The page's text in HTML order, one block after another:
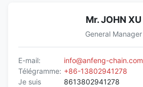
Mr. JOHN XU
General Manager
E-mail:
info@anfeng-chain.com
Télégramme: +86-13802941278
Je suis
8613802941278